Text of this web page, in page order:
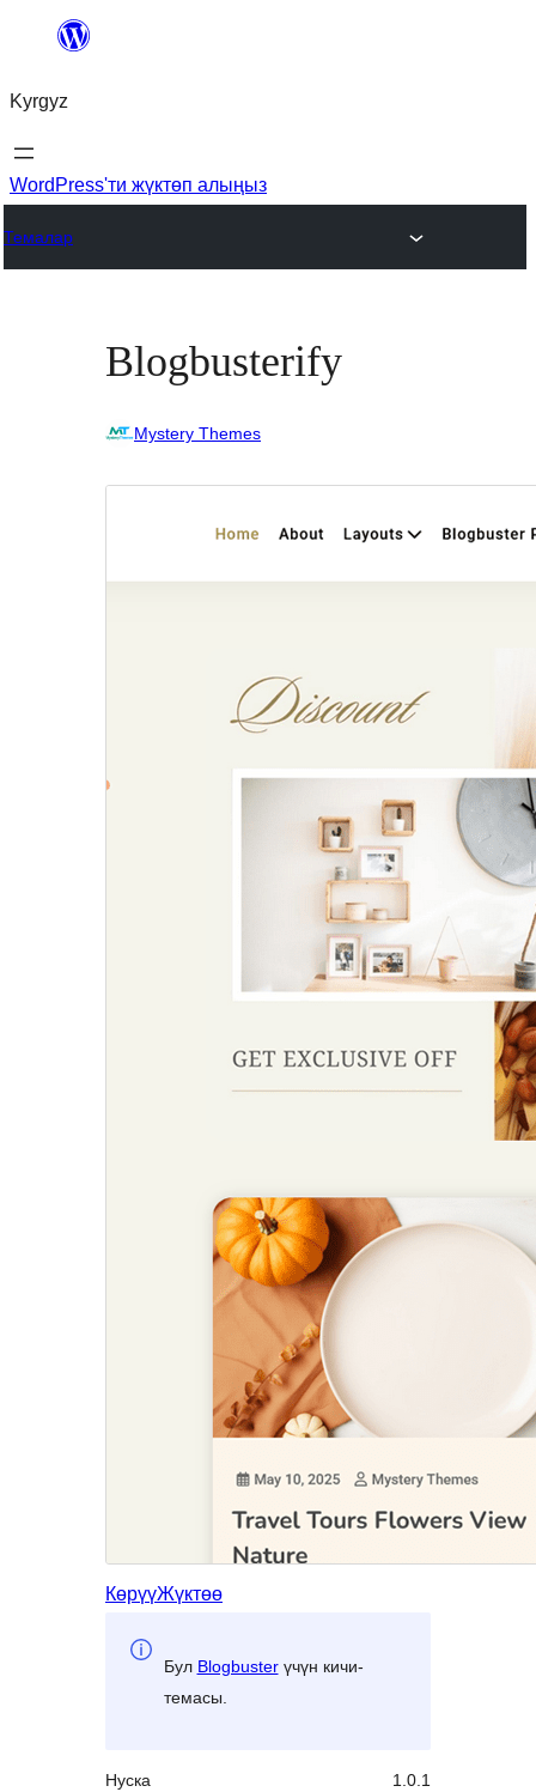
Мазмунга
Kyrgyz
WordPress'ти жүктөп алыңыз
Темалар
Blogbusterify
Mystery Themes
КөрүүЖүктөө
Бул Blogbusterүчүн кичи-
темасы.
Нуска
1.0.1